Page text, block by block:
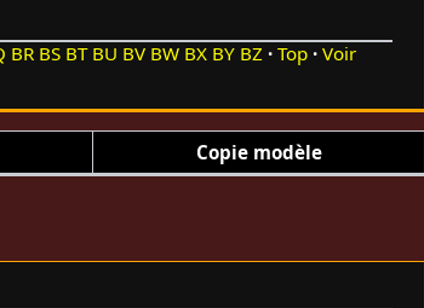
BR BS BT BU BV BW BX BY BZ Top
Voir
Copie modèle